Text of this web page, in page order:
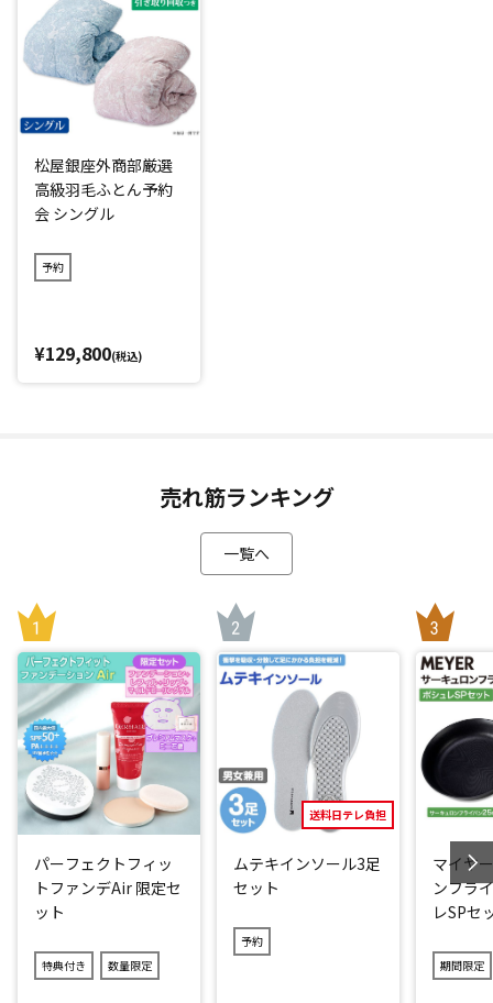
「ポーランド産」「ホワイトマザーグース」「6つ星プレミア
ムゴールドラベル(*1)」の羽毛掛けふとんを特別価格で買え
るのはシーズンオフの今だけ！
原毛をポーランドから直接買い付け、さらに羽毛専門工場の
閑散期に生産することで作業を大幅にカット、お買い得な価
格を実現しました。
スペシャルな予約会なので、松屋銀座の店頭では購入できま
せん。
とんを「引き取り回収」するサービスもあり、お金をかけて
*1：日本羽毛製品協同組合品質基準
松屋銀座外商部厳選
高級羽毛ふとん予約
会 シングル
予約
¥129,800(税込)
売れ筋ランキング
一覧へ
パーフェクトフィッ
トファンデAir 限定セ
ット
特典付き 数量限定
送料日テレ負担
ムテキインソール3足
セット
予約
マイヤ
ンフラ
レSPセ
期間限定